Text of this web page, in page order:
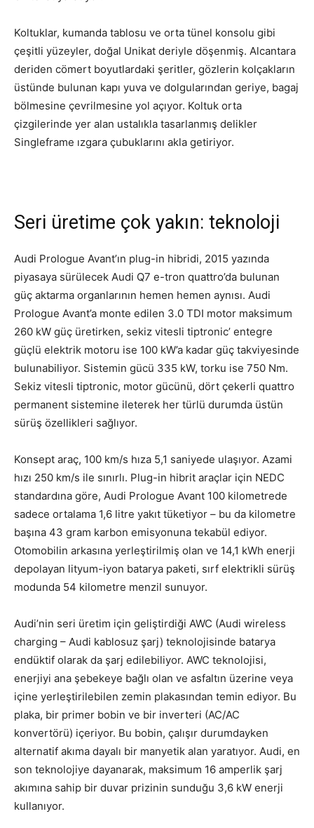
Koltuklar, kumanda tablosu ve orta tünel konsolu gibi
çeşitli yüzeyler, doğal Unikat deriyle döşenmiş. Alcantara
deriden cömert boyutlardaki şeritler, gözlerin kolçakların
üstünde bulunan kapı yuva ve dolgularından geriye, bagaj
bölmesine çevrilmesine yol açıyor. Koltuk orta
çizgilerinde yer alan ustalıkla tasarlanmış delikler
Singleframe ızgara çubuklarını akla getiriyor.
Seri üretime çok yakın: teknoloji
Audi Prologue Avant’ın plug-in hibridi, 2015 yazında
piyasaya sürülecek Audi Q7 e-tron quattro’da bulunan
güç aktarma organlarının hemen hemen aynısı. Audi
Prologue Avant’a monte edilen 3.0 TDI motor maksimum
260 kW güç üretirken, sekiz vitesli tiptronic’ entegre
güçlü elektrik motoru ise 100 kW’a kadar güç takviyesinde
bulunabiliyor. Sistemin gücü 335 kW, torku ise 750 Nm.
Sekiz vitesli tiptronic, motor gücünü, dört çekerli quattro
permanent sistemine ileterek her türlü durumda üstün
sürüş özellikleri sağlıyor.
Konsept araç, 100 km/s hıza 5,1 saniyede ulaşıyor. Azami
hızı 250 km/s ile sınırlı. Plug-in hibrit araçlar için NEDC
standardına göre, Audi Prologue Avant 100 kilometrede
sadece ortalama 1,6 litre yakıt tüketiyor – bu da kilometre
başına 43 gram karbon emisyonuna tekabül ediyor.
Otomobilin arkasına yerleştirilmiş olan ve 14,1 kWh enerji
depolayan lityum-iyon batarya paketi, sırf elektrikli sürüş
modunda 54 kilometre menzil sunuyor.
Audi’nin seri üretim için geliştirdiği AWC (Audi wireless
charging – Audi kablosuz şarj) teknolojisinde batarya
endüktif olarak da şarj edilebiliyor. AWC teknolojisi,
enerjiyi ana şebekeye bağlı olan ve asfaltın üzerine veya
içine yerleştirilebilen zemin plakasından temin ediyor. Bu
plaka, bir primer bobin ve bir inverteri (AC/AC
konvertörü) içeriyor. Bu bobin, çalışır durumdayken
alternatif akıma dayalı bir manyetik alan yaratıyor. Audi, en
son teknolojiye dayanarak, maksimum 16 amperlik şarj
akımına sahip bir duvar prizinin sunduğu 3,6 kW enerji
kullanıyor.